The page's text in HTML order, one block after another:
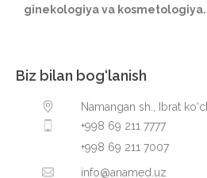
ginekologiya va kosmetologiya.
Biz bilan bog‘lanish
Namangan sh., Ibrat
+998 69 211 7777
+998 69 211 7007
info@anamed.uz